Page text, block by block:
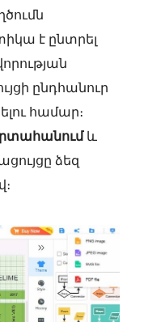
է ընտրել
ընդհանուր
համար։
և
ձեզ